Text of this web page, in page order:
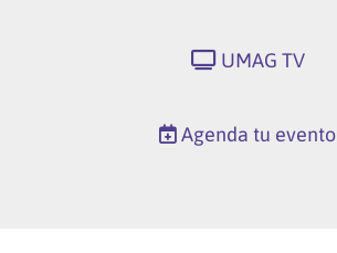
UMAG TV
Agenda tu evento